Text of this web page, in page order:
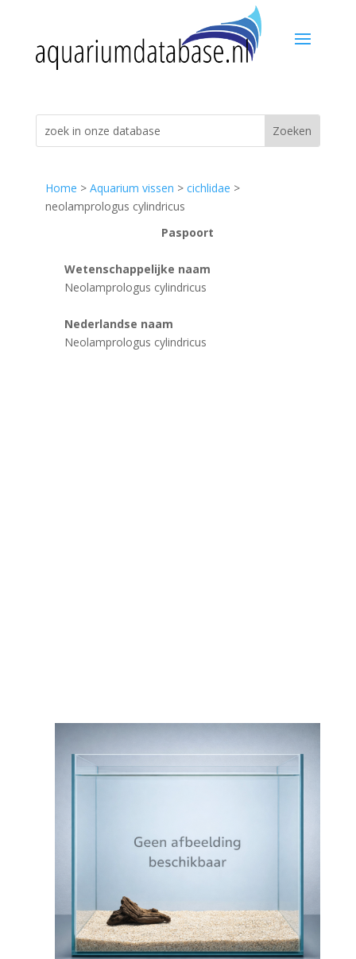
Home > Aquarium vissen > cichlidae >
neolamprologus cylindricus
Paspoort
Wetenschappelijke naam
Neolamprologus cylindricus
Nederlandse naam
Neolamprologus cylindricus